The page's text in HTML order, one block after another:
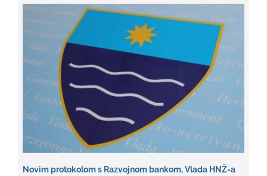
Novim protokolom s Razvojnom bankom, Vlada HNŽ-a